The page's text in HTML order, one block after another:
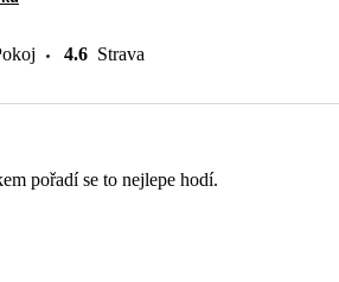
4.6 Strava
pořadí se to nejlepe hodí.